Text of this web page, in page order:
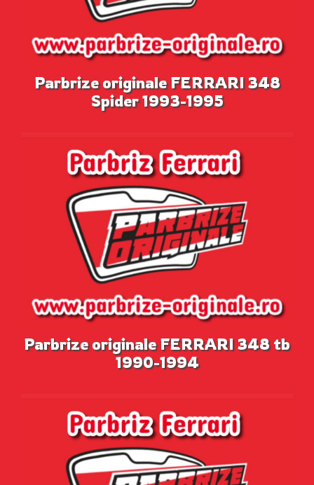
Parbrize originale FERRARI 348
Spider 1993-1995
Parbrize originale FERRARI 348 tb
1990-1994